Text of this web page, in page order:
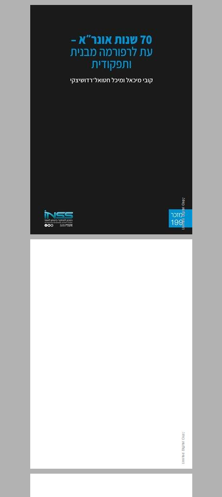
70 שנות אונר"א - עת לרפורמה מבנית ותפקודית ... 0